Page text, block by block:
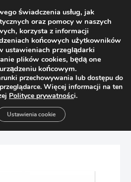
Zawiasy
drzwi 110° Blum 71B453T ze
świadczenia usług, jak
oraz pomocy w naszych
korzysta z informacji
końcowych użytkowników
ustawieniach przeglądarki
plików cookies, będą one
końcowym.
przechowywania lub dostępu do
Więcej informacji na ten
Polityce prywatności.
Ustawienia cookie